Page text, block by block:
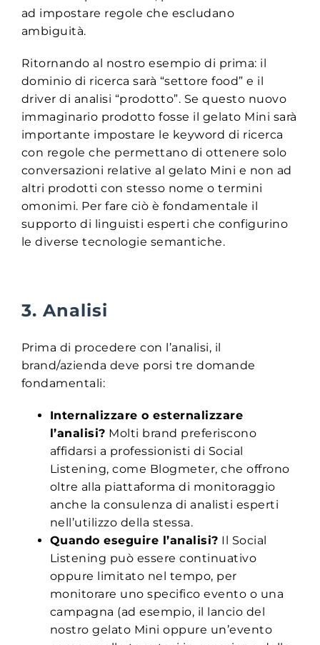
ad impostare regole che escludano
ambiguità.
Ritornando al nostro esempio di prima: il
dominio di ricerca sarà “settore food” e il
driver di analisi “prodotto”. Se questo nuovo
immaginario prodotto fosse il gelato Mini sarà
importante impostare le keyword di ricerca
con regole che permettano di ottenere solo
conversazioni relative al gelato Mini e non ad
altri prodotti con stesso nome o termini
omonimi. Per fare ciò è fondamentale il
supporto di linguisti esperti che configurino
le diverse tecnologie semantiche.
3. Analisi
Prima di procedere con l’analisi, il
brand/azienda deve porsi tre domande
fondamentali:
Internalizzare o esternalizzare
l’analisi? Molti brand preferiscono
affidarsi a professionisti di Social
Listening, come Blogmeter, che offrono
oltre alla piattaforma di monitoraggio
anche la consulenza di analisti esperti
nell’utilizzo della stessa.
Quando eseguire l’analisi? Il Social
Listening può essere continuativo
oppure limitato nel tempo, per
monitorare uno specifico evento o una
campagna (ad esempio, il lancio del
nostro gelato Mini oppure un’evento